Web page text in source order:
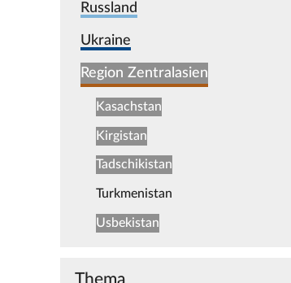
Russland
Ukraine
Region Zentralasien
Kasachstan
Kirgistan
Tadschikistan
Turkmenistan
Usbekistan
Thema